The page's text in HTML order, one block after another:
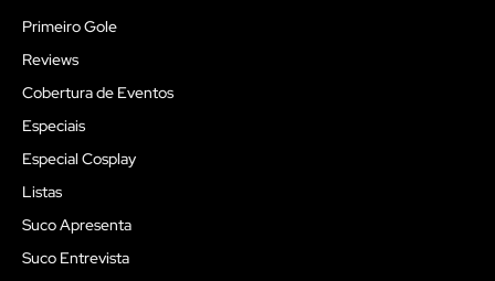
Primeiro Gole
Reviews
Cobertura de Eventos
Especiais
Especial Cosplay
Listas
Suco Apresenta
Suco Entrevista